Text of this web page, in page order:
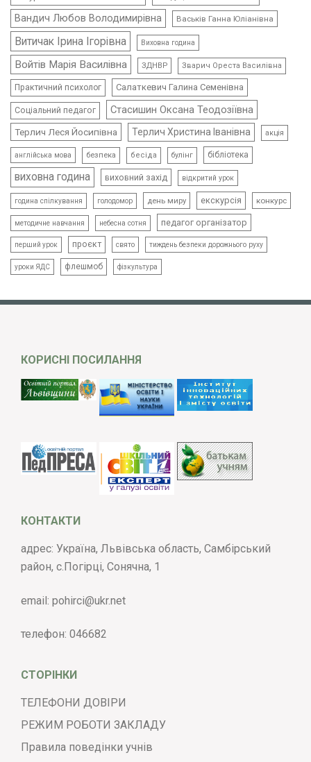
Вандич Любов Володимирівна Васьків Ганна Юліанівна
Витичак Ірина Ігорівна Виховна година
Войтів Марія Василівна ЗДНВР Зварич Ореста Василівна
Практичний психолог Салаткевич Галина Семенівна
Соціальний педагог Стасишин Оксана Теодозіївна
Терлич Леся Йосипівна Терлич Христина Іванівна акція
англійська мова безпека бесіда булінг бібліотека
виховна година виховний захід відкритий урок
година спілкування голодомор день миру екскурсія конкурс
методичне навчання небесна сотня педагог організатор
перший урок проєкт свято тиждень безпеки дорожнього руху
уроки ЯДС флешмоб фізкультура
КОРИСНІ ПОСИЛАННЯ
КОНТАКТИ
адрес: Україна, Львівська область, Самбірський
район, с.Погірці, Сонячна, 1
email: pohirci@ukr.net
телефон: 046682
СТОРІНКИ
ТЕЛЕФОНИ ДОВІРИ
РЕЖИМ РОБОТИ ЗАКЛАДУ
Правила поведінки учнів